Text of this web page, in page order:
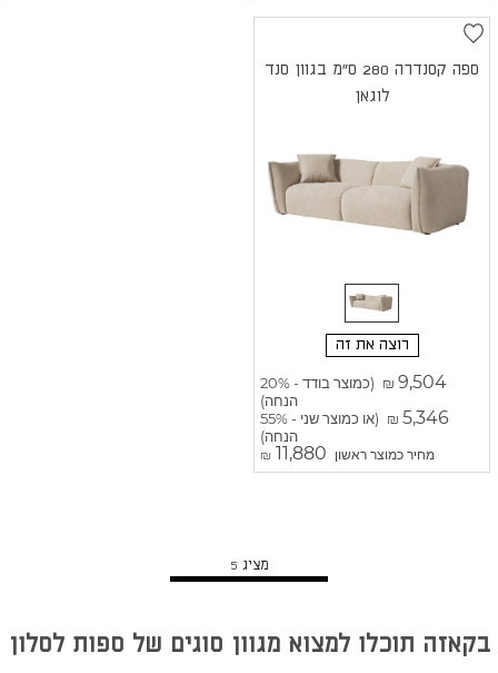
ספה קסנדרה 280 ס"מ בגוון סנד
לוגאן
רוצה את זה
₪ 9,504
(כמוצר בודד - 20%
הנחה)
₪ 5,346
(או כמוצר שני - 55%
הנחה)
מחיר כמוצר ראשון ₪ 11,880
הצג מוצרים נוספים מציג 5
בקאזה תוכלו למצוא מגוון סוגים של ספות לסלון